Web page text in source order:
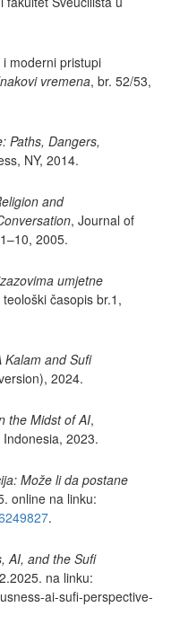
i moderni pristupi
vremena, br. 52/53,
Paths, Dangers,
NY, 2014.
and
, Journal of
2005.
umjetne
časopis br.1,
Kalam and Sufi
2024.
the Midst of AI,
2023.
Može li da postane
online na linku:
.
AI, and the Sufi
na linku:
ai-sufi-perspective-